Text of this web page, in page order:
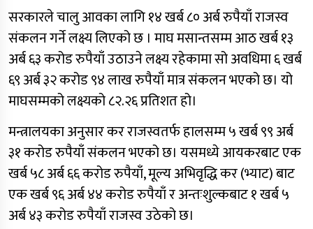
सरकारले चालु आवका लागि १४ खर्ब ८० अर्ब रुपैयाँ राजस्व
संकलन गर्ने लक्ष्य लिएको छ । माघ मसान्तसम्म आठ खर्ब १३
अर्ब ६३ करोड रुपैयाँ उठाउने लक्ष्य रहेकामा सो अवधिमा ६ खर्ब
६९ अर्ब ३२ करोड ९४ लाख रुपैयाँ मात्र संकलन भएको छ। यो
माघसम्मको लक्ष्यको ८२.२६ प्रतिशत हो।
मन्त्रालयका अनुसार कर राजस्वतर्फ हालसम्म ५ खर्ब ९९ अर्ब
३१ करोड रुपैयाँ संकलन भएको छ। यसमध्ये आयकरबाट एक
खर्ब ५८ अर्ब ६६ करोड रुपैयाँ, मूल्य अभिवृद्धि कर (भ्याट) बाट
एक खर्ब ९६ अर्ब ४४ करोड रुपैयाँ र अन्तःशुल्कबाट १ खर्ब ५
अर्ब ४३ करोड रुपैयाँ राजस्व उठेको छ।